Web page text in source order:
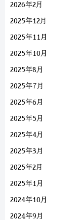
2026年2月
2025年12月
2025年11月
2025年10月
2025年8月
2025年7月
2025年6月
2025年5月
2025年4月
2025年3月
2025年2月
2025年1月
2024年10月
2024年9月